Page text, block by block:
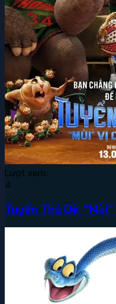
Lượt xem:
4
Tuyển Thủ Dê: